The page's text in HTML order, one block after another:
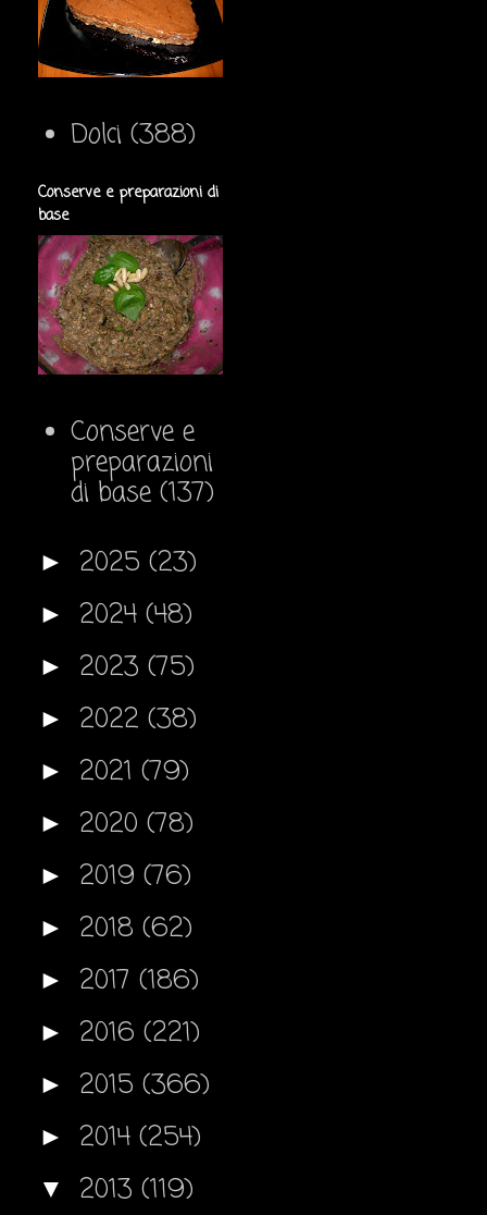
Dolci (388)
Conserve e preparazioni di
base
Conserve e
preparazioni
di base (137)
► 2025 (23)
► 2024 (48)
► 2023 (75)
► 2022 (38)
► 2021 (79)
► 2020 (78)
► 2019 (76)
► 2018 (62)
► 2017 (186)
► 2016 (221)
► 2015 (366)
► 2014 (254)
▼ 2013 (119)